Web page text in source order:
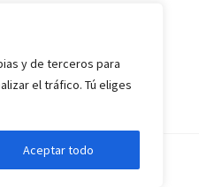
y de terceros para
el tráfico. Tú eliges
Aceptar todo